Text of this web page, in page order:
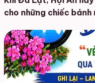
cho những chiếc bánh